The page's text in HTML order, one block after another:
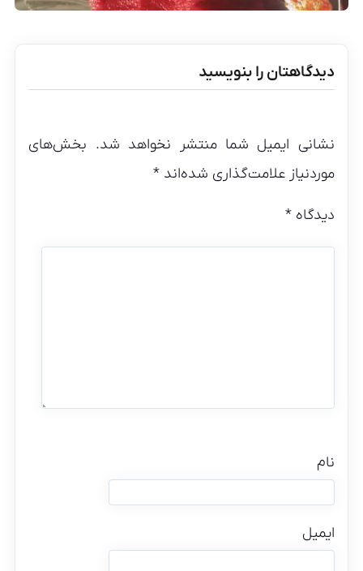
دیدگاهتان را بنویسید
نشانی ایمیل شما منتشر نخواهد شد. بخش‌های
موردنیاز علامت‌گذاری شده‌اند*
دیدگاه*
نام
ایمیل